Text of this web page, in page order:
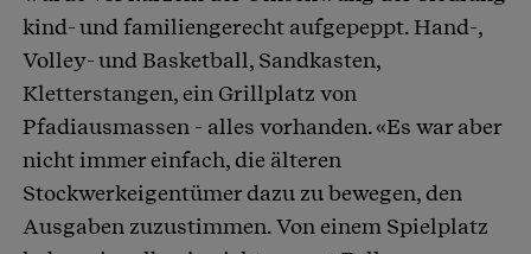
kind- und familiengerecht aufgepeppt. Hand-,
Volley- und Basketball, Sandkasten,
Kletterstangen, ein Grillplatz von
Pfadiausmassen - alles vorhanden. «Es war aber
nicht immer einfach, die älteren
Stockwerkeigentümer dazu zu bewegen, den
Ausgaben zuzustimmen. Von einem Spielplatz